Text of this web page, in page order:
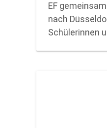
EF
nach
Schülerinnen